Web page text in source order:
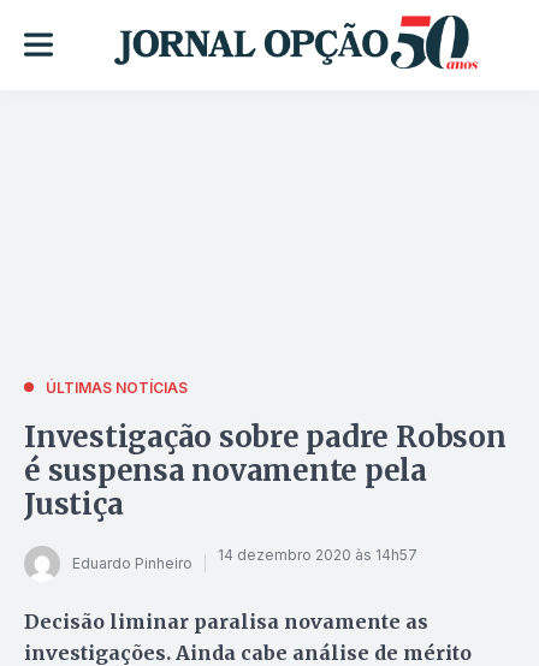
ÚLTIMAS NOTÍCIAS
Investigação sobre padre Robson
é suspensa novamente pela
Justiça
Eduardo Pinheiro 14 dezembro 2020 às 14h57
Decisão liminar paralisa novamente as
investigações. Ainda cabe análise de mérito